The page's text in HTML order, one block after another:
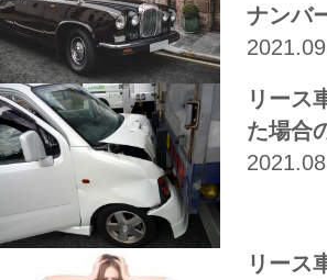
ナンバ
リース
た場合
リース